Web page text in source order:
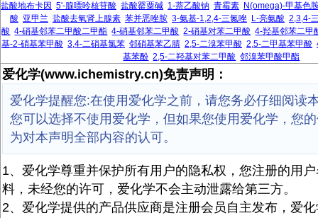
盐酸地布卡因 5'-腺嘌呤核苷酸 盐酸罂粟碱 1-萘乙酸钠 青霉素 N(omega)-甲基色
酸 亚甲兰 盐酸去氧肾上腺素 苯并恶唑胺 3-氨基-1,2,4-三氮唑 L-亮氨酸 2,3,4-
酸 4-硝基邻苯二甲酸二甲酯 4-硝基邻苯二甲酸 2-硝基对苯二甲酸 4-羟基邻苯二甲
基-2-硝基苯甲酸 3,4-二硝基氯苯 邻硝基苯乙腈 2,5-二溴苯甲酸 2,5-二甲基苯甲酸
基苯酚 2,5-二羟基对苯二甲酸 邻溴苯甲酸甲酯
爱化学(www.ichemistry.cn)免责声明：
爱化学提醒您:在使用爱化学之前，请您务必仔细阅读
您可以选择不使用爱化学，但如果您使用爱化学，您
为对本声明全部内容的认可。
1、爱化学尊重并保护所有用户的隐私权，您注册的用
料，未经您的许可，爱化学不会主动泄露给第三方。
2、爱化学提供的产品供应商是注册会员自主发布，爱